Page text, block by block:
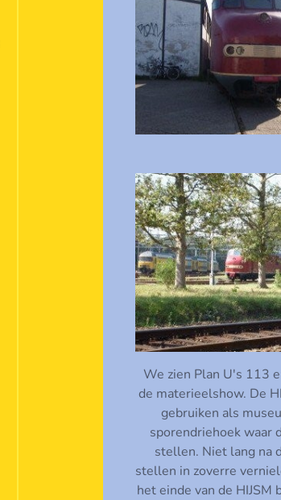
We zien Plan U's 113
de materieelshow. De
gebruiken als
sporendriehoek waar
stellen. Niet lang na
stellen in zoverre
het einde van de HIJSM